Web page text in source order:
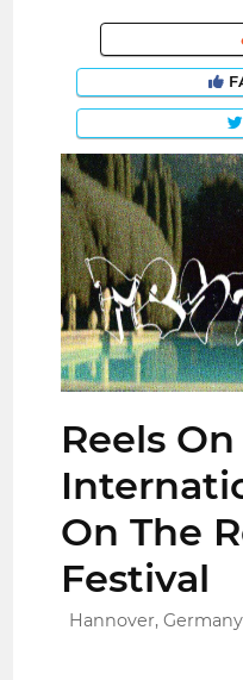
Reels
On The
Festival
Hannover, Germany